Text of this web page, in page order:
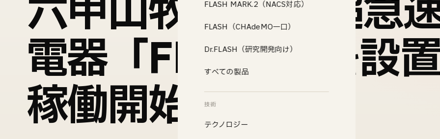
FLASH MARK.2（NACS対応）
FLASH（CHAdeMO一口）
Dr.FLASH（研究開発向け）
すべての製品 →
技術
テクノロジー
六甲山牧場にEV超急
電器「FLASH」を設
稼働開始